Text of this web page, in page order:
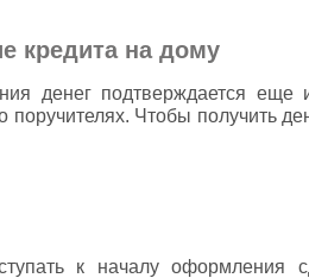
кредита на дому
денег подтверждается
поручителях. Чтобы получить
к началу оформления